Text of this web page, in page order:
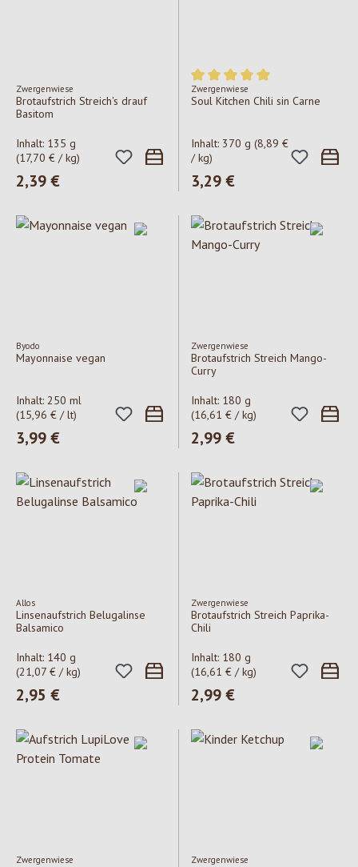
Zwergenwiese
Brotaufstrich Streich's drauf
Basitom
Inhalt: 135 g
(17,70 € / kg)
Regulärer Preis:
2,39 €
Durchschnittliche Bewertung
Zwergenwiese
Soul Kitchen Chili sin Carne
Inhalt: 370 g (8,89 €
/ kg)
Regulärer Preis:
3,29 €
Byodo
Mayonnaise vegan
Inhalt: 250 ml
(15,96 € / lt)
Regulärer Preis:
3,99 €
Zwergenwiese
Brotaufstrich Streich Mango-
Curry
Inhalt: 180 g
(16,61 € / kg)
Regulärer Preis:
2,99 €
Allos
Linsenaufstrich Belugalinse
Balsamico
Inhalt: 140 g
(21,07 € / kg)
Regulärer Preis:
2,95 €
Zwergenwiese
Brotaufstrich Streich Paprika-
Chili
Inhalt: 180 g
(16,61 € / kg)
Regulärer Preis:
2,99 €
Zwergenwiese Zwergenwiese